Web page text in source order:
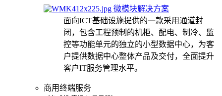
微模块解决方案
面向ICT基础设施提供的一款采用通道封
闭，包含工程预制的机柜、配电、制冷、监
控等功能单元的独立的小型数据中心，为客
户提供数据中心整体产品及交付，全面提升
客户IT服务管理水平。
商用终端服务